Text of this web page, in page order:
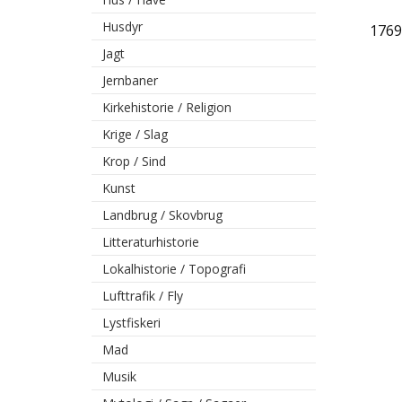
Husdyr
Jagt
Jernbaner
Kirkehistorie / Religion
Krige / Slag
Krop / Sind
Kunst
Landbrug / Skovbrug
Litteraturhistorie
Lokalhistorie / Topografi
Lufttrafik / Fly
Lystfiskeri
Mad
Musik